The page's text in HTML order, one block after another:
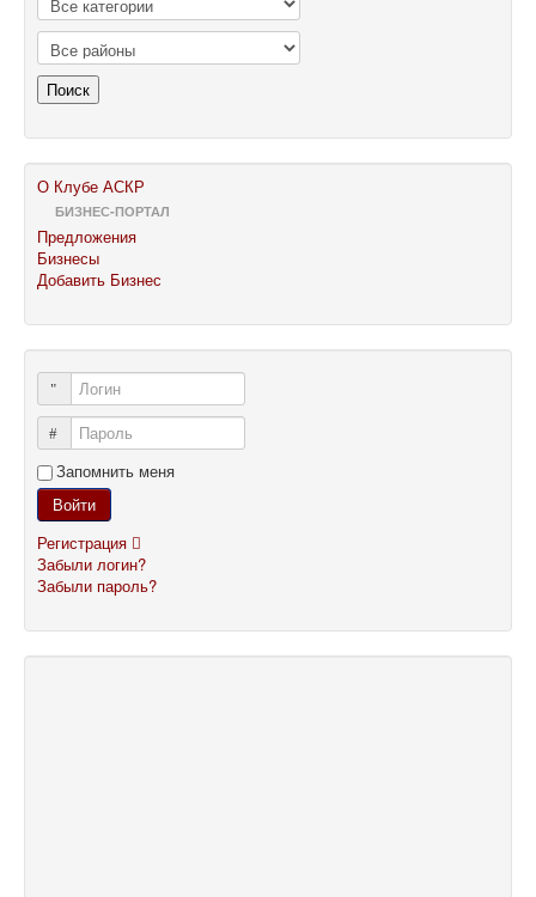
Поиск
О Клубе АСКР
БИЗНЕС-ПОРТАЛ
Предложения
Бизнесы
Добавить Бизнес
Логин
Пароль
Запомнить меня
Войти
Регистрация
Забыли логин?
Забыли пароль?